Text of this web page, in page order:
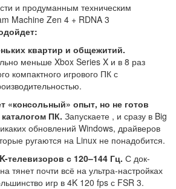
и продуманным техническим
Machine Zen 4 + RDNA 3
квартир и общежитий.
меньше Xbox Series X и в 8 раз
компактного игрового ПК с
«консольный» опыт, но не готов
ПК. Запускаете , и сразу в Big
обновлений Windows, драйверов
ругаются на Linux не понадобится.
телевизоров с 120–144 Гц. С док-
тянет почти всё на ультра-настройках
игр в 4K 120 fps с FSR 3.